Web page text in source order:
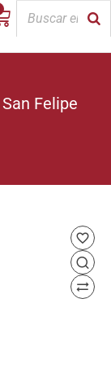
San Felipe